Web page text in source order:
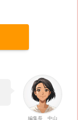
編集長 中山